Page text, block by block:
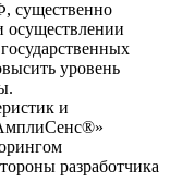
существенно
осуществлении
уровень
и
разработчика